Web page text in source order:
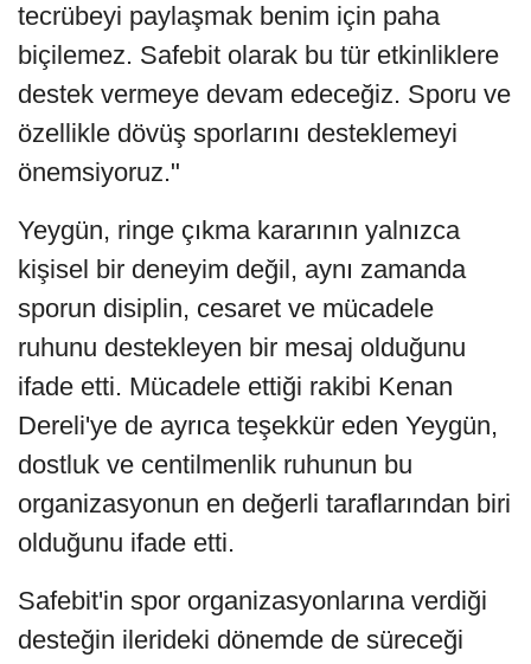
tecrübeyi paylaşmak benim için paha
biçilemez. Safebit olarak bu tür etkinliklere
destek vermeye devam edeceğiz. Sporu ve
özellikle dövüş sporlarını desteklemeyi
önemsiyoruz."
Yeygün, ringe çıkma kararının yalnızca
kişisel bir deneyim değil, aynı zamanda
sporun disiplin, cesaret ve mücadele
ruhunu destekleyen bir mesaj olduğunu
ifade etti. Mücadele ettiği rakibi Kenan
Dereli'ye de ayrıca teşekkür eden Yeygün,
dostluk ve centilmenlik ruhunun bu
organizasyonun en değerli taraflarından biri
olduğunu ifade etti.
Safebit'in spor organizasyonlarına verdiği
desteğin ilerideki dönemde de süreceği